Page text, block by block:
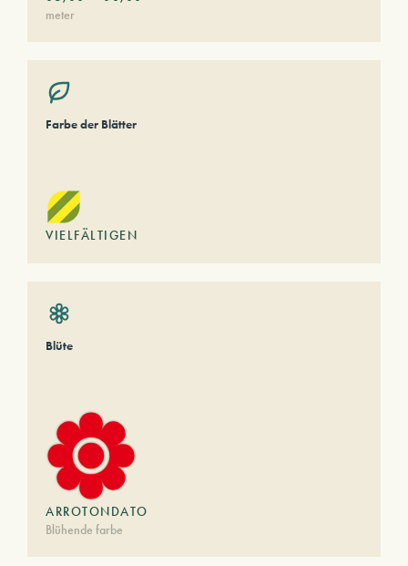
meter
Farbe der Blätter
VIELFÄLTIGEN
Blüte
ARROTONDATO
Blühende farbe